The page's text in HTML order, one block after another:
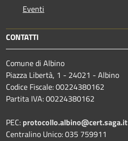
Eventi
CONTATTI
Comune di Albino
Piazza Libertà, 1 - 24021 - Albino
Codice Fiscale: 00224380162
Partita IVA: 00224380162
PEC: protocollo.albino@cert.saga.it
Centralino Unico: 035 759911